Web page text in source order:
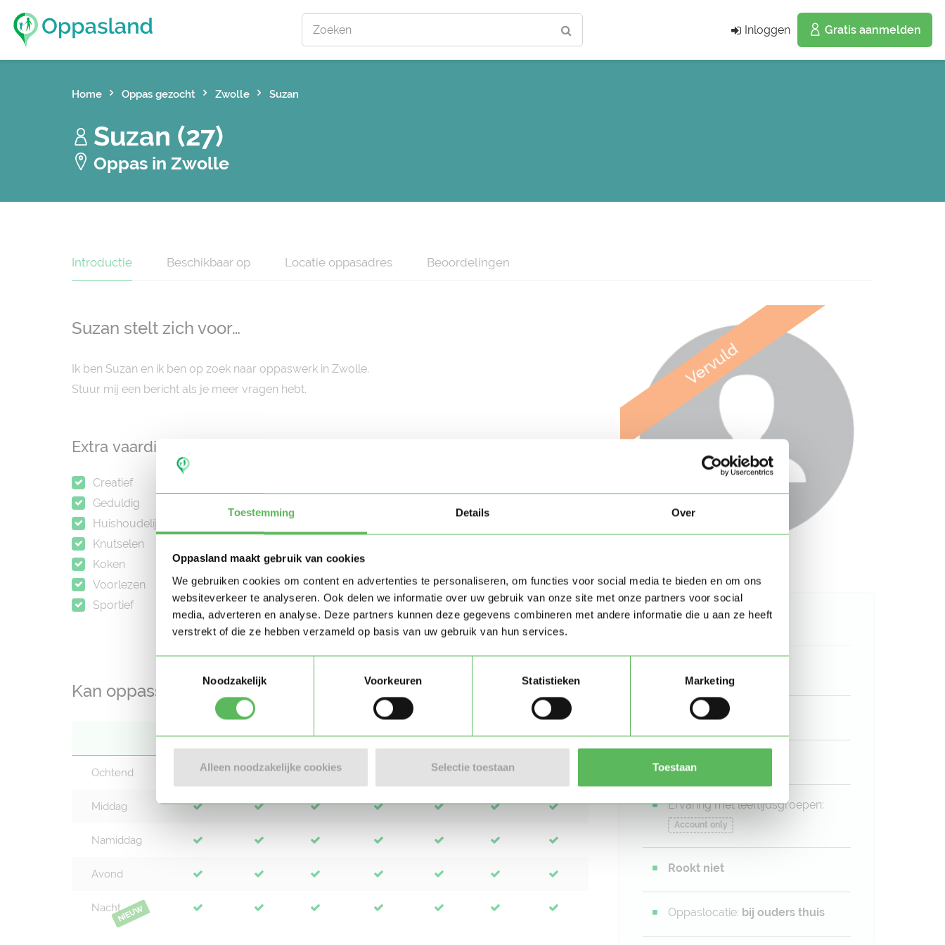
Toestemming Details Over
Oppasland maakt gebruik van cookies
We gebruiken cookies om content en advertenties te personaliseren, om functies voor social media te bieden en om ons
websiteverkeer te analyseren. Ook delen we informatie over uw gebruik van onze site met onze partners voor social
media, adverteren en analyse. Deze partners kunnen deze gegevens combineren met andere informatie die u aan ze heeft
verstrekt of die ze hebben verzameld op basis van uw gebruik van hun services.
Noodzakelijk
Voorkeuren Statistieken Marketing
Alleen noodzakelijke cookies Selectie toestaan Toestaan
Zoeken Inloggen Gratis aanmelden
Home Oppas gezocht Zwolle Suzan
Suzan (27)
Oppas in Zwolle
Introductie Beschikbaar op Locatie oppasadres Beoordelingen
Vervuld
Over Suzan
Vrouw
6 jaar
Ervaring met leeftijdsgroepen:
Account only
Rookt niet
Oppaslocatie: bij ouders thuis
Suzan stelt zich voor…
Ik ben Suzan en ik ben op zoek naar oppaswerk in Zwolle.
Stuur mij een bericht als je meer vragen hebt.
Extra vaardigheden
Creatief
Geduldig
Huishoudelijke klusjes
Knutselen
Koken
Voorlezen
Sportief
Kan oppassen op
Ma Di Wo Do Vr Za Zo
Ochtend
Middag
Namiddag
Avond
NachtNIEUW